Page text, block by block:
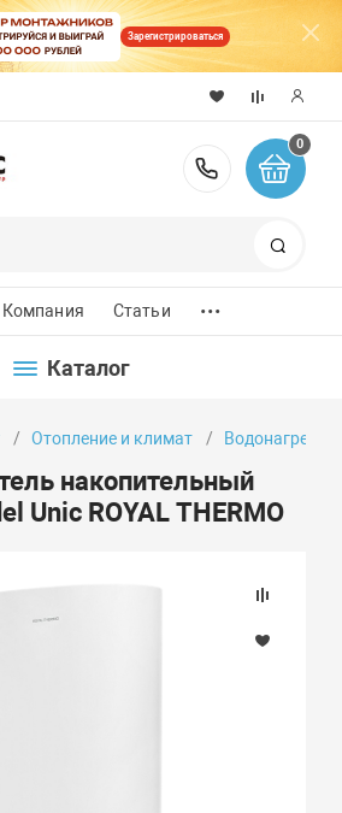
Зарегистрироваться
8 (800)
0
Компания Статьи ...
Каталог
Отопление и климат
накопительный
Unic ROYAL THERMO